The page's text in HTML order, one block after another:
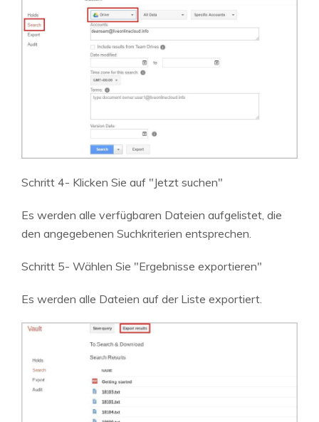
Schritt 4- Klicken Sie auf "Jetzt suchen"
Es werden alle verfügbaren Dateien aufgelistet, die
den angegebenen Suchkriterien entsprechen.
Schritt 5- Wählen Sie "Ergebnisse exportieren"
Es werden alle Dateien auf der Liste exportiert.